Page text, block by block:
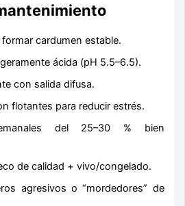
cardumen estable.
ácida (pH 5.5–6.5).
con salida difusa.
flotantes para reducir estrés.
del 25–30 % bien
de calidad + vivo/congelado.
agresivos o “mordedores” de